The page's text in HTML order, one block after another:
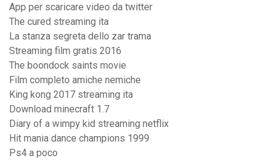
App per scaricare video da twitter
The cured streaming ita
La stanza segreta dello zar trama
Streaming film gratis 2016
The boondock saints movie
Film completo amiche nemiche
King kong 2017 streaming ita
Download minecraft 1.7
Diary of a wimpy kid streaming netflix
Hit mania dance champions 1999
Ps4 a poco